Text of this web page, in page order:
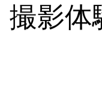
撮影体